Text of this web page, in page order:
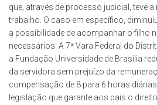
que, através de processo judicial, teve
trabalho. O caso em específico,
a possibilidade de acompanhar o filho
necessários. A 7ª Vara Federal do
a Fundação Universidade de Brasília
da servidora sem prejuízo da
compensação de 8 para 6 horas
legislação que garante aos pais o